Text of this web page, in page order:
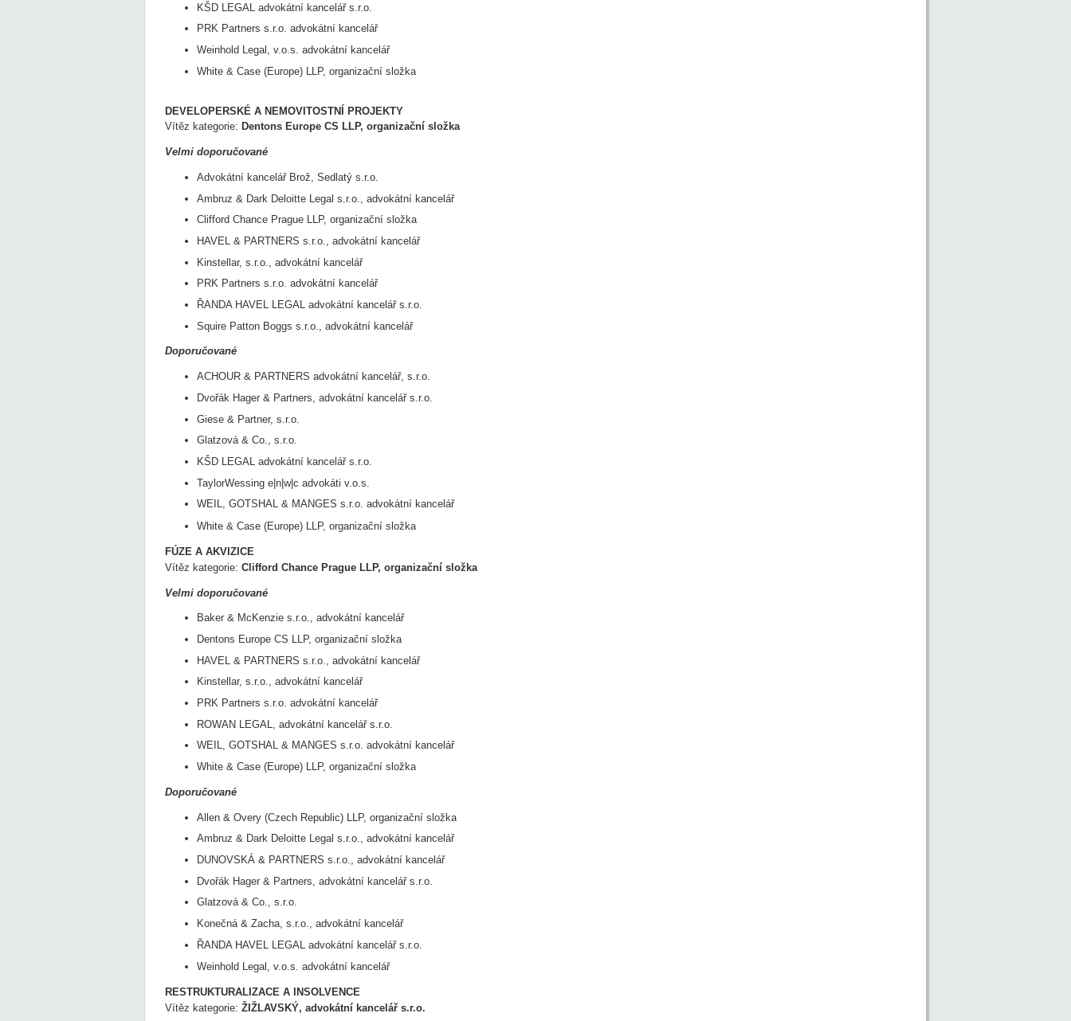
KŠD LEGAL advokátní kancelář s.r.o.
PRK Partners s.r.o. advokátní kancelář
Weinhold Legal, v.o.s. advokátní kancelář
White & Case (Europe) LLP, organizační složka
DEVELOPERSKÉ A NEMOVITOSTNÍ PROJEKTY
Vítěz kategorie: Dentons Europe CS LLP, organizační složka
Velmi doporučované
Advokátní kancelář Brož, Sedlatý s.r.o.
Ambruz & Dark Deloitte Legal s.r.o., advokátní kancelář
Clifford Chance Prague LLP, organizační složka
HAVEL & PARTNERS s.r.o., advokátní kancelář
Kinstellar, s.r.o., advokátní kancelář
PRK Partners s.r.o. advokátní kancelář
ŘANDA HAVEL LEGAL advokátní kancelář s.r.o.
Squire Patton Boggs s.r.o., advokátní kancelář
Doporučované
ACHOUR & PARTNERS advokátní kancelář, s.r.o.
Dvořák Hager & Partners, advokátní kancelář s.r.o.
Giese & Partner, s.r.o.
Glatzová & Co., s.r.o.
KŠD LEGAL advokátní kancelář s.r.o.
TaylorWessing e|n|w|c advokáti v.o.s.
WEIL, GOTSHAL & MANGES s.r.o. advokátní kancelář
White & Case (Europe) LLP, organizační složka
FÚZE A AKVIZICE
Vítěz kategorie: Clifford Chance Prague LLP, organizační složka
Velmi doporučované
Baker & McKenzie s.r.o., advokátní kancelář
Dentons Europe CS LLP, organizační složka
HAVEL & PARTNERS s.r.o., advokátní kancelář
Kinstellar, s.r.o., advokátní kancelář
PRK Partners s.r.o. advokátní kancelář
ROWAN LEGAL, advokátní kancelář s.r.o.
WEIL, GOTSHAL & MANGES s.r.o. advokátní kancelář
White & Case (Europe) LLP, organizační složka
Doporučované
Allen & Overy (Czech Republic) LLP, organizační složka
Ambruz & Dark Deloitte Legal s.r.o., advokátní kancelář
DUNOVSKÁ & PARTNERS s.r.o., advokátní kancelář
Dvořák Hager & Partners, advokátní kancelář s.r.o.
Glatzová & Co., s.r.o.
Konečná & Zacha, s.r.o., advokátní kancelář
ŘANDA HAVEL LEGAL advokátní kancelář s.r.o.
Weinhold Legal, v.o.s. advokátní kancelář
RESTRUKTURALIZACE A INSOLVENCE
Vítěz kategorie: ŽIŽLAVSKÝ, advokátní kancelář s.r.o.